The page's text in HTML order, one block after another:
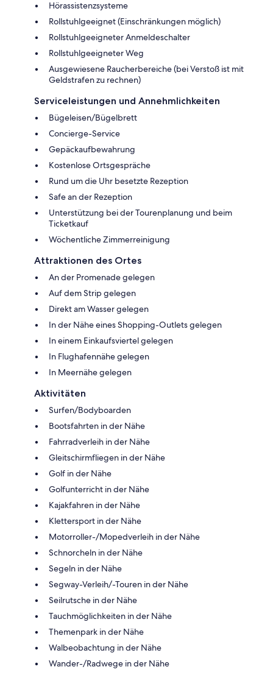
Hörassistenzsysteme
Rollstuhlgeeignet (Einschränkungen möglich)
Rollstuhlgeeigneter Anmeldeschalter
Rollstuhlgeeigneter Weg
Ausgewiesene Raucherbereiche (bei Verstoß ist mit
Geldstrafen zu rechnen)
Serviceleistungen und Annehmlichkeiten
Bügeleisen/Bügelbrett
Concierge-Service
Gepäckaufbewahrung
Kostenlose Ortsgespräche
Rund um die Uhr besetzte Rezeption
Safe an der Rezeption
Unterstützung bei der Tourenplanung und beim
Ticketkauf
Wöchentliche Zimmerreinigung
Attraktionen des Ortes
An der Promenade gelegen
Auf dem Strip gelegen
Direkt am Wasser gelegen
In der Nähe eines Shopping-Outlets gelegen
In einem Einkaufsviertel gelegen
In Flughafennähe gelegen
In Meernähe gelegen
Aktivitäten
Surfen/Bodyboarden
Bootsfahrten in der Nähe
Fahrradverleih in der Nähe
Gleitschirmfliegen in der Nähe
Golf in der Nähe
Golfunterricht in der Nähe
Kajakfahren in der Nähe
Klettersport in der Nähe
Motorroller-/Mopedverleih in der Nähe
Schnorcheln in der Nähe
Segeln in der Nähe
Segway-Verleih/-Touren in der Nähe
Seilrutsche in der Nähe
Tauchmöglichkeiten in der Nähe
Themenpark in der Nähe
Walbeobachtung in der Nähe
Wander-/Radwege in der Nähe